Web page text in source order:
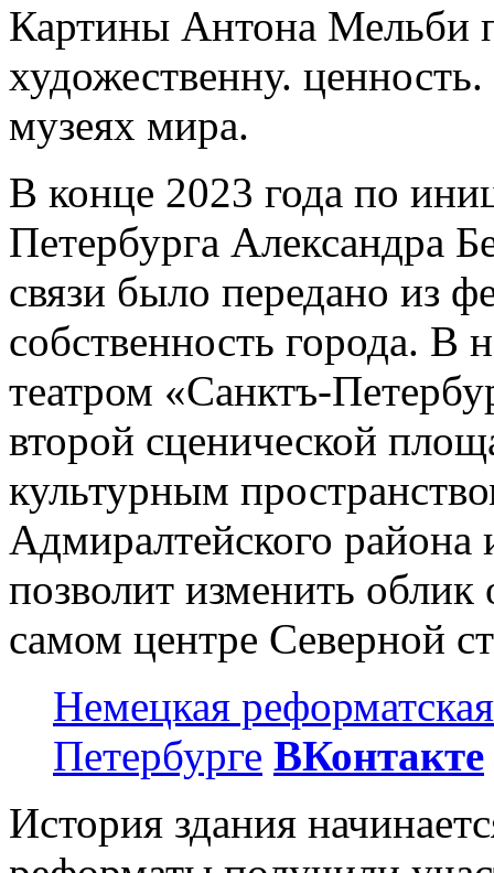
Картины Антона Мельби
художественну.
музеях мира.
В конце 2023 года по
Петербурга Александра
связи было передано из
собственность города. В
театром «Санктъ-
второй сценической
культурным
Адмиралтейского района
позволит изменить облик
самом центре Северной
Немецкая
Петербурге ВКонтакте
История здания